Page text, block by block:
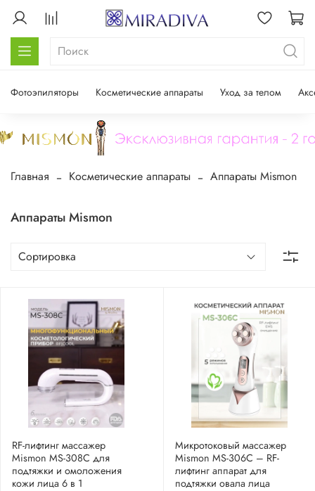
Фотоэпиляторы Косметические аппараты Уход за телом
Главная Косметические аппараты Аппараты Mismon
Аппараты Mismon
RF-лифтинг массажер
Mismon MS-308C для
подтяжки и омоложения
кожи лица 6 в 1
Микротоковый массажер
Mismon MS-306C – RF-
лифтинг аппарат для
подтяжки овала лица